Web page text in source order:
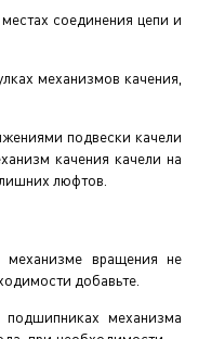
соединения цепи и
механизмов качения,
подвески качели
качения качели на
люфтов.
механизме вращения не
добавьте.
механизма